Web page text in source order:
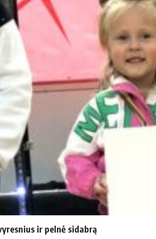
ir pelnė sidabrą